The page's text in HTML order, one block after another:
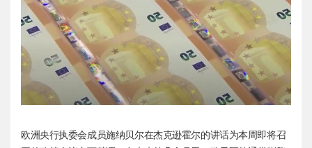
欧洲央行执委会成员施纳贝尔在杰克逊霍尔的讲话为本周即将召